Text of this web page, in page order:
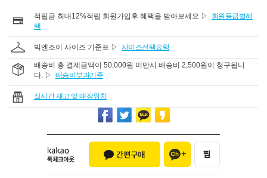
적립금 최대12%적립 회원가입후 혜택을 받아보세요 ▷
회원등급별혜
택
빅앤조이 사이즈 기준표 ▷ 사이즈선택요령
배송비 총 결제금액이 50,000원 미만시 배송비 2,500원이 청구됩니
다. ▷ 배송비부과기준
실시간 재고 및 매장위치